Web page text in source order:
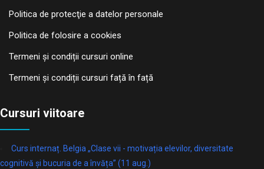
Politica de protecţie a datelor personale
Politica de folosire a cookies
Termeni și condiții cursuri online
Termeni și condiții cursuri față în față
Cursuri viitoare
Curs internaț. Belgia „Clase vii - motivația elevilor, diversitate
cognitivă și bucuria de a învăța” (11 aug.)